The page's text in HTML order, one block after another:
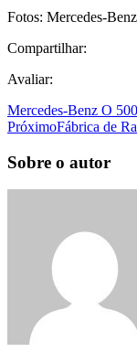
Fotos: Mercedes-Benz
Compartilhar:
Avaliar:
Mercedes-Benz O
PróximoFábrica de
Sobre o autor